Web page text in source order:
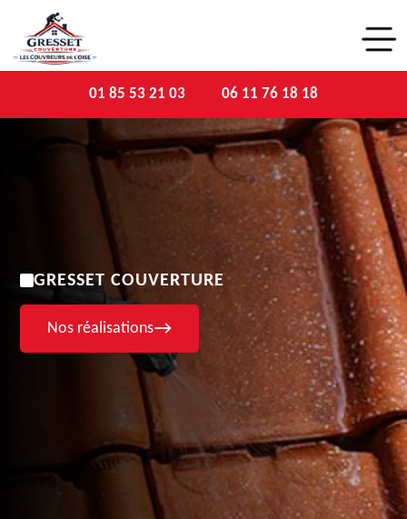
01 85 53 21 03 06 11 76 18 18
GRESSET COUVERTURE
Nos réalisations